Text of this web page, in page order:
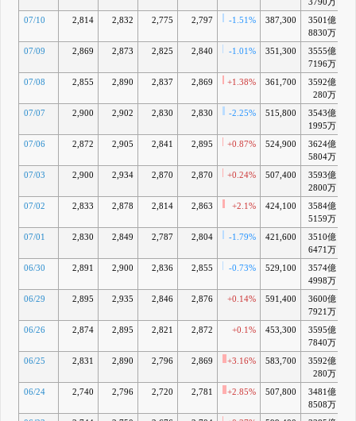
07/10 2,814 2,832 2,775 2,797 -1.51% 387,300
3501億
8830万
07/09 2,869 2,873 2,825 2,840 -1.01% 351,300
3555億
7196万
07/08 2,855 2,890 2,837 2,869 +1.38% 361,700
3592億
280万
07/07 2,900 2,902 2,830 2,830 -2.25% 515,800
3543億
1995万
07/06 2,872 2,905 2,841 2,895 +0.87% 524,900
3624億
5804万
07/03 2,900 2,934 2,870 2,870 +0.24% 507,400
3593億
2800万
07/02 2,833 2,878 2,814 2,863 +2.1% 424,100
3584億
5159万
07/01 2,830 2,849 2,787 2,804 -1.79% 421,600
3510億
6471万
06/30 2,891 2,900 2,836 2,855 -0.73% 529,100
3574億
4998万
06/29 2,895 2,935 2,846 2,876 +0.14% 591,400
3600億
7921万
06/26 2,874 2,895 2,821 2,872 +0.1% 453,300
3595億
7840万
06/25 2,831 2,890 2,796 2,869 +3.16% 583,700
3592億
280万
06/24 2,740 2,796 2,720 2,781 +2.85% 507,800
3481億
8508万